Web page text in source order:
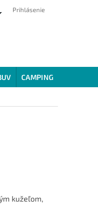
OBCHODU
Prihlásenie
CAMPING
kužeľom,